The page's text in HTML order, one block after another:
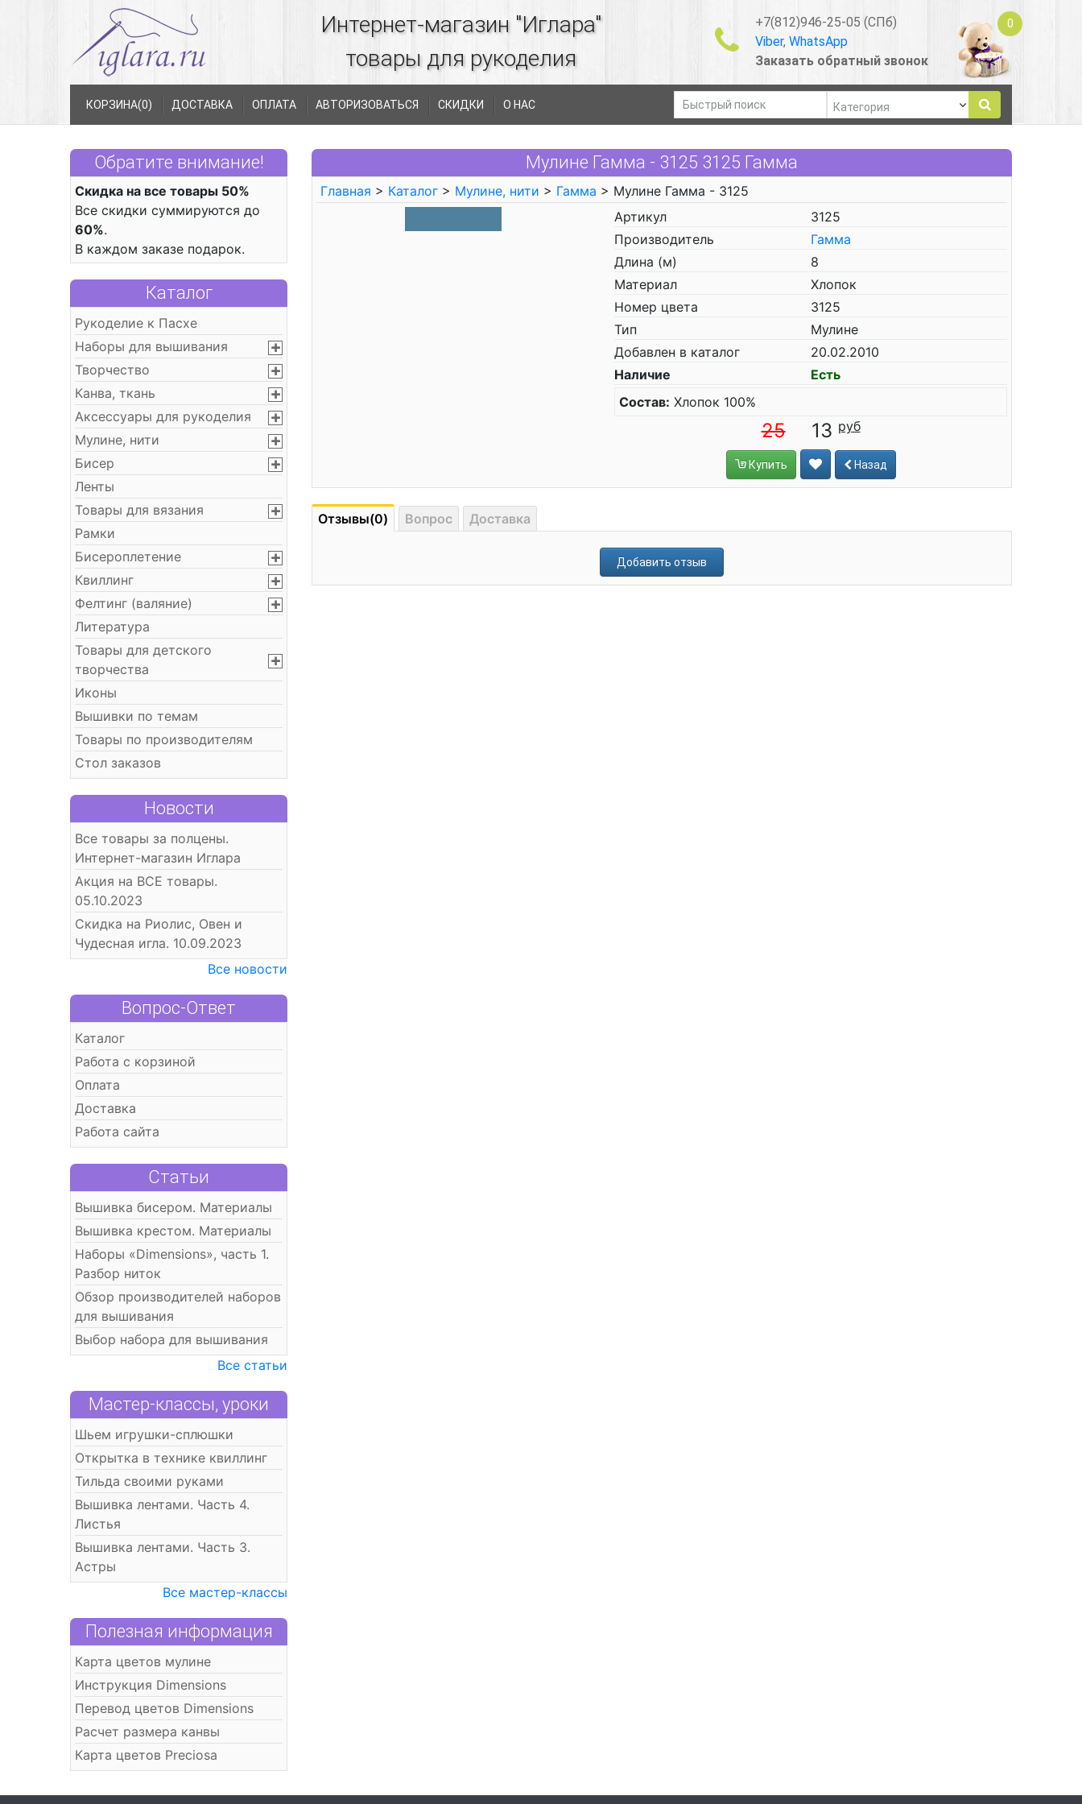
Интернет-магазин "Иглара"
товары для рукоделия
+7(812)946-25-05 (СПб)
Viber, WhatsApp
Заказать обратный звонок
0
КОРЗИНА(0) ДОСТАВКА ОПЛАТА АВТОРИЗОВАТЬСЯ СКИДКИ О НАС
Обратите внимание!
Скидка на все товары 50%
Все скидки суммируются до
60%.
В каждом заказе подарок.
Каталог
Рукоделие к Пасхе
Наборы для вышивания
Творчество
Канва, ткань
Аксессуары для рукоделия
Мулине, нити
Бисер
Ленты
Товары для вязания
Рамки
Бисероплетение
Квиллинг
Фелтинг (валяние)
Литература
Товары для детского
творчества
Иконы
Вышивки по темам
Товары по производителям
Стол заказов
Новости
Все товары за полцены.
Интернет-магазин Иглара
Акция на ВСЕ товары.
05.10.2023
Скидка на Риолис, Овен и
Чудесная игла. 10.09.2023
Все новости
Вопрос-Ответ
Каталог
Работа с корзиной
Оплата
Доставка
Работа сайта
Статьи
Вышивка бисером. Материалы
Вышивка крестом. Материалы
Наборы «Dimensions», часть 1.
Разбор ниток
Обзор производителей наборов
для вышивания
Выбор набора для вышивания
Все статьи
Мастер-классы, уроки
Шьем игрушки-сплюшки
Открытка в технике квиллинг
Тильда своими руками
Вышивка лентами. Часть 4.
Листья
Вышивка лентами. Часть 3.
Астры
Все мастер-классы
Полезная информация
Карта цветов мулине
Инструкция Dimensions
Перевод цветов Dimensions
Расчет размера канвы
Карта цветов Preciosa
Мулине Гамма - 3125 3125 Гамма
Главная > Каталог > Мулине, нити > Гамма > Мулине Гамма - 3125
Артикул
3125
Производитель
Гамма
Длина (м)
8
Материал
Хлопок
Номер цвета
3125
Тип
Мулине
Добавлен в каталог
20.02.2010
Наличие
Есть
Состав: Хлопок 100%
25 13
Купить Назад
Отзывы(0) Вопрос Доставка
Добавить отзыв